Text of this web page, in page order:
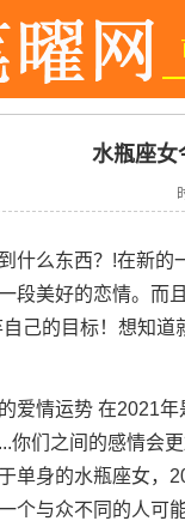
水瓶座女
什么东西？!在新的
段美好的恋情。而
己的目标！想知
爱情运势 在2021
你们之间的感情会
单身的水瓶座女，
个与众不同的人可